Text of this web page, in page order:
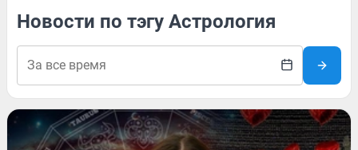
Новости по тэгу Астрология